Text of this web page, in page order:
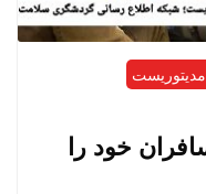
خود را